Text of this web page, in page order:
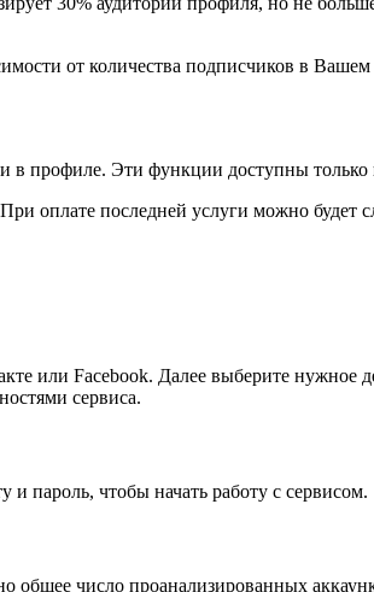
от количества подписчиков в Вашем
в профиле. Эти функции доступны
оплате последней услуги можно
или Facebook. Далее выберите
сервиса.
пароль, чтобы начать работу с сервисом.
общее число проанализированных